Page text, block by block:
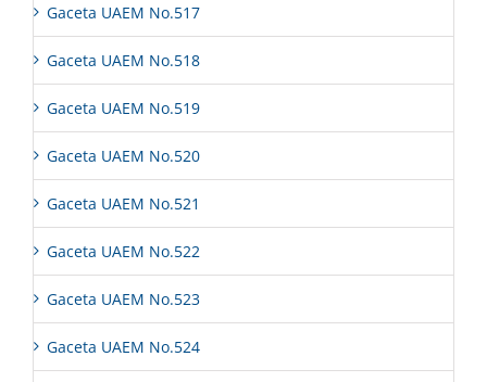
Gaceta UAEM No.517
Gaceta UAEM No.518
Gaceta UAEM No.519
Gaceta UAEM No.520
Gaceta UAEM No.521
Gaceta UAEM No.522
Gaceta UAEM No.523
Gaceta UAEM No.524